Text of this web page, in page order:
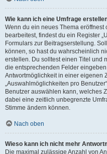
Wie kann ich eine Umfrage
Wenn du ein neues Thema
bearbeitest, findest du ein Register
Formulars zur Beitragserstellung.
können, so hast du wahrscheinlich
erstellen. Du solltest einen Titel und
die entsprechenden Felder
Antwortmöglichkeit in einer eigenen
„Auswahlmöglichkeiten pro
Benutzer auswählen kann, welches
dabei eine zeitlich unbegrenzte
Stimme ändern können.
Nach oben
Wieso kann ich nicht mehr
Die maximal zulässige Anzahl von